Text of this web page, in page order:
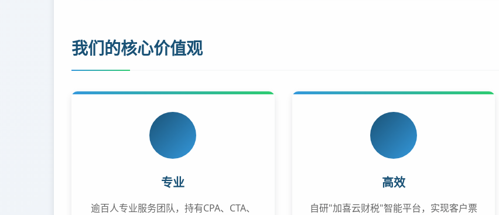
我们的核心价值观
专业
逾百人专业服务团队，持有CPA、CTA、
高效
自研"加喜云财税"智能平台，实现客户票